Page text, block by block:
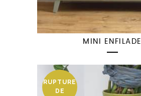
MINI ENFILADE
RUPTURE
DE